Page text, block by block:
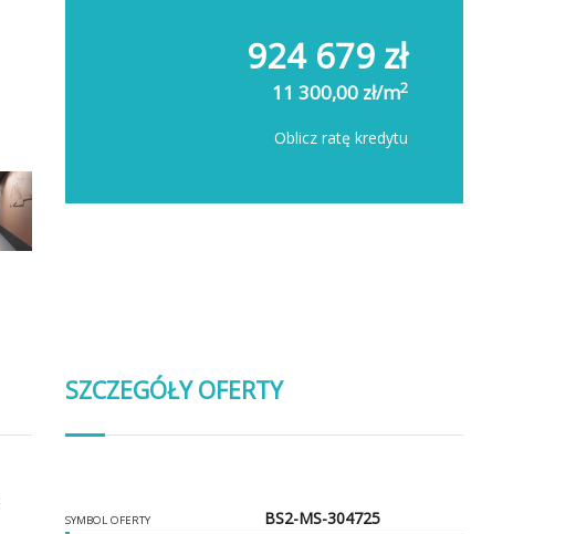
924 679 zł
11 300,00 zł/m2
Oblicz ratę kredytu
SZCZEGÓŁY OFERTY
SYMBOL OFERTY BS2-MS-304725